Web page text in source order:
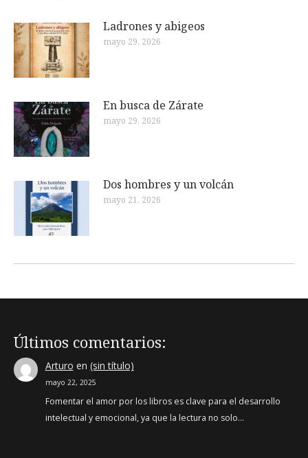
Ladrones y abigeos
mayo 29, 2026
En busca de Zárate
mayo 29, 2026
Dos hombres y un volcán
mayo 21, 2026
Últimos comentarios:
Arturo en (sin título)
mayo 22, 2025
Fomentar el amor por los libros es clave para el desarrollo
intelectual y emocional, ya que la lectura no solo…